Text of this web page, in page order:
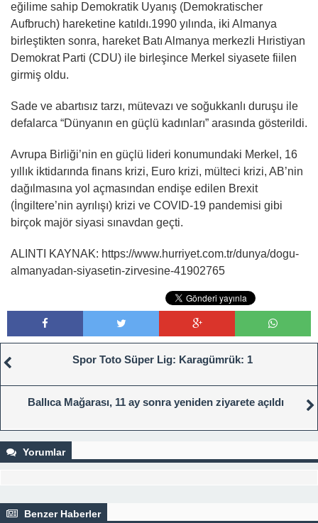
eğilime sahip Demokratik Uyanış (Demokratischer
Aufbruch) hareketine katıldı.1990 yılında, iki Almanya
birleştikten sonra, hareket Batı Almanya merkezli Hıristiyan
Demokrat Parti (CDU) ile birleşince Merkel siyasete fiilen
girmiş oldu.
Sade ve abartısız tarzı, mütevazı ve soğukkanlı duruşu ile
defalarca “Dünyanın en güçlü kadınları” arasında gösterildi.
Avrupa Birliği’nin en güçlü lideri konumundaki Merkel, 16
yıllık iktidarında finans krizi, Euro krizi, mülteci krizi, AB’nin
dağılmasına yol açmasından endişe edilen Brexit
(İngiltere’nin ayrılışı) krizi ve COVID-19 pandemisi gibi
birçok majör siyasi sınavdan geçti.
ALINTI KAYNAK: https://www.hurriyet.com.tr/dunya/dogu-
almanyadan-siyasetin-zirvesine-41902765
Spor Toto Süper Lig: Karagümrük: 1
Ballıca Mağarası, 11 ay sonra yeniden ziyarete açıldı
Yorumlar
Benzer Haberler